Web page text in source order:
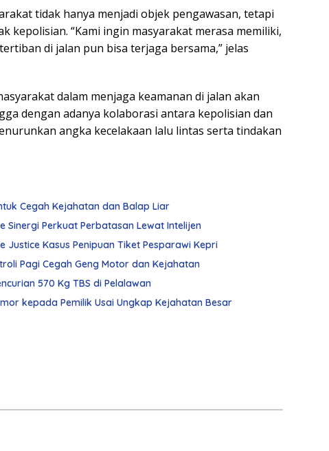
tidak hanya menjadi objek pengawasan, tetapi
kepolisian. “Kami ingin masyarakat merasa memiliki,
di jalan pun bisa terjaga bersama,” jelas
dalam menjaga keamanan di jalan akan
dengan adanya kolaborasi antara kepolisian dan
angka kecelakaan lalu lintas serta tindakan
Cegah Kejahatan dan Balap Liar
Sinergi Perkuat Perbatasan Lewat Intelijen
Kasus Penipuan Tiket Pesparawi Kepri
Pagi Cegah Geng Motor dan Kejahatan
570 Kg TBS di Pelalawan
kepada Pemilik Usai Ungkap Kejahatan Besar